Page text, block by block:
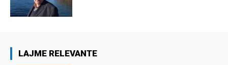
LAJME RELEVANTE